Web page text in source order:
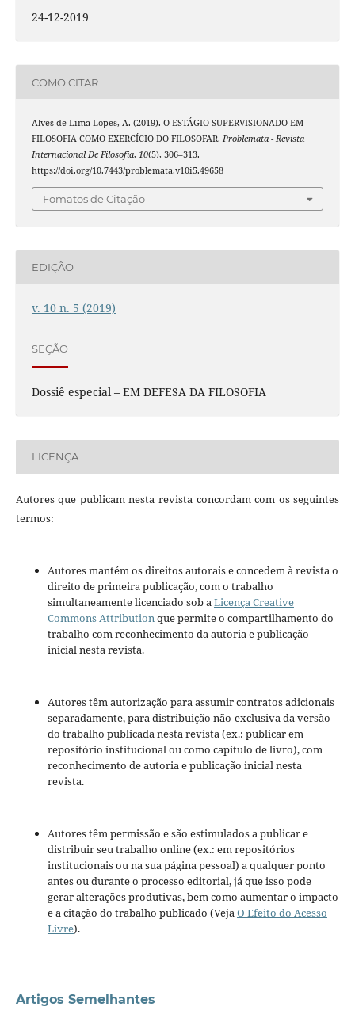
24-12-2019
COMO CITAR
Alves de Lima Lopes, A. (2019). O ESTÁGIO SUPERVISIONADO EM
FILOSOFIA COMO EXERCÍCIO DO FILOSOFAR. Problemata - Revista
Internacional De Filosofia, 10(5), 306–313.
https://doi.org/10.7443/problemata.v10i5.49658
Fomatos de Citação
EDIÇÃO
v. 10 n. 5 (2019)
SEÇÃO
Dossiê especial – EM DEFESA DA FILOSOFIA
LICENÇA
Autores que publicam nesta revista concordam com os seguintes
termos:
Autores mantém os direitos autorais e concedem à revista o
direito de primeira publicação, com o trabalho
simultaneamente licenciado sob aLicença Creative
Commons Attributionque permite o compartilhamento do
trabalho com reconhecimento da autoria e publicação
inicial nesta revista.
Autores têm autorização para assumir contratos adicionais
separadamente, para distribuição não-exclusiva da versão
do trabalho publicada nesta revista (ex.: publicar em
repositório institucional ou como capítulo de livro), com
reconhecimento de autoria e publicação inicial nesta
revista.
Autores têm permissão e são estimulados a publicar e
distribuir seu trabalho online (ex.: em repositórios
institucionais ou na sua página pessoal) a qualquer ponto
antes ou durante o processo editorial, já que isso pode
gerar alterações produtivas, bem como aumentar o impacto
e a citação do trabalho publicado (VejaO Efeito do Acesso
Livre).
Artigos Semelhantes